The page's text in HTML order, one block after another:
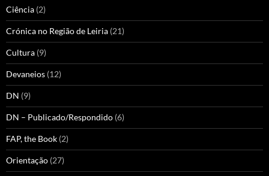
Ciência (2)
Crónica no Região de Leiria (21)
Cultura (9)
Devaneios (12)
DN (9)
DN – Publicado/Respondido (6)
FAP, the Book (2)
Orientação (27)